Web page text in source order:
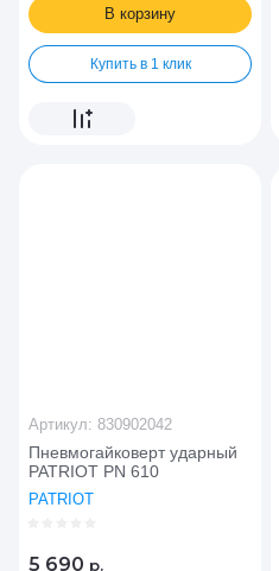
В корзину
Купить в 1 клик
Пневмогайковерт ударный
PATRIOT PN 610
PATRIOT
Артикул: 830902042
5 690 р.